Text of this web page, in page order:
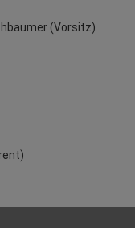
(Vorsitz)